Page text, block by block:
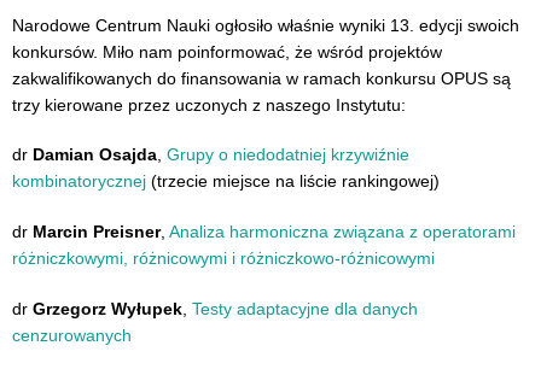
Narodowe Centrum Nauki ogłosiło właśnie wyniki 13. edycji swoich
konkursów. Miło nam poinformować, że wśród projektów
zakwalifikowanych do finansowania w ramach konkursu OPUS są
trzy kierowane przez uczonych z naszego Instytutu:
dr Damian Osajda, Grupy o niedodatniej krzywiźnie
kombinatorycznej (trzecie miejsce na liście rankingowej)
dr Marcin Preisner, Analiza harmoniczna związana z operatorami
różniczkowymi, różnicowymi i różniczkowo-różnicowymi
dr Grzegorz Wyłupek Testy adaptacyjne dla danych
cenzurowanych